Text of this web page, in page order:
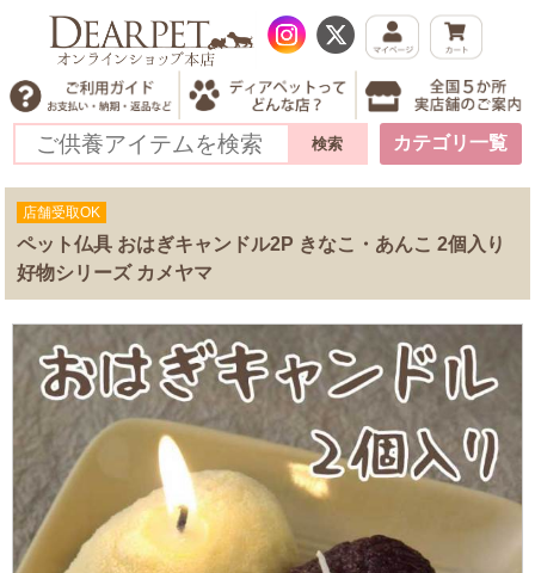
カテゴリ一覧
店舗受取OK
ペット仏具 おはぎキャンドル2P きなこ・あんこ 2個入り
好物シリーズ カメヤマ